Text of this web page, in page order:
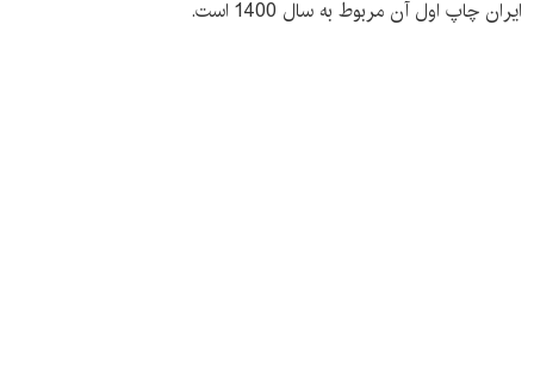
ایران چاپ اول آن مربوط به سال 1400 است.